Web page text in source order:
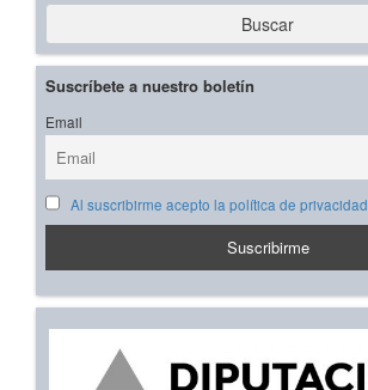
Buscar
Suscríbete a nuestro boletín
Email
Al suscribirme acepto la política de privacidad